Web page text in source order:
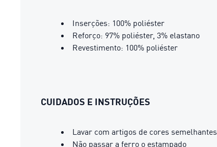
Inserções: 100% poliéster
Reforço: 97% poliéster, 3% elastano
Revestimento: 100% poliéster
CUIDADOS E INSTRUÇÕES
Lavar com artigos de cores semelhantes
Não passar a ferro o estampado